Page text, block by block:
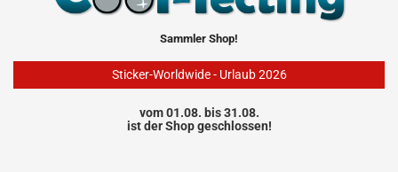
Sammler Shop!
Sticker-Worldwide - Urlaub 2026
vom 01.08. bis 31.08.
ist der Shop geschlossen!